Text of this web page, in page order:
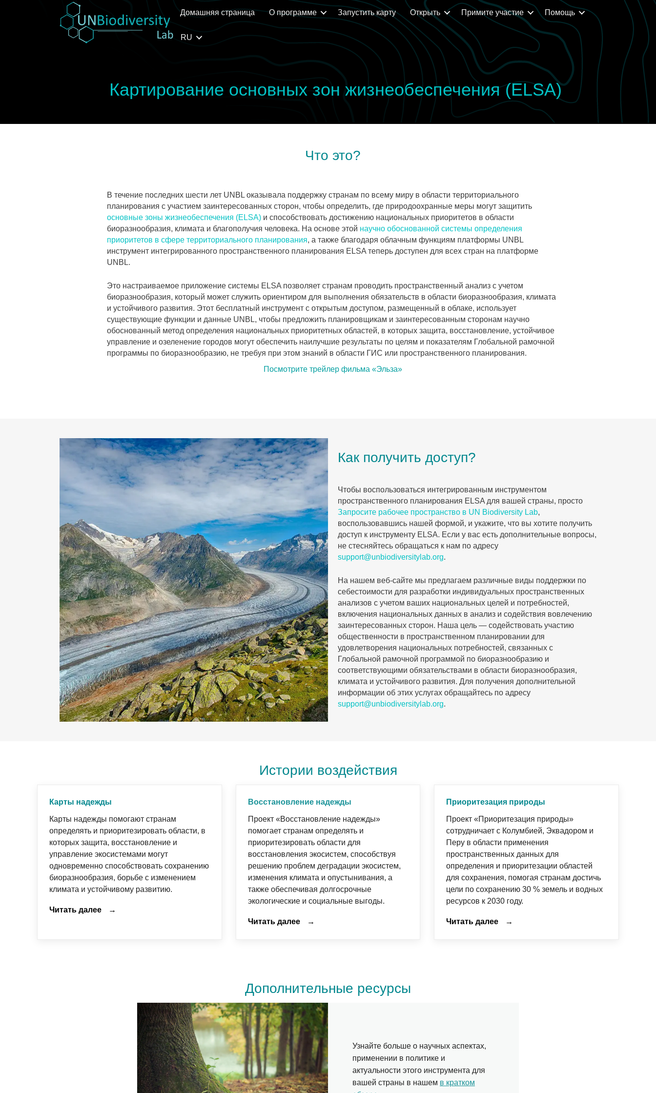
Домашняя страница О программе Запустить карту Открыть Примите участие Помощь
RU
Картирование основных зон жизнеобеспечения (ELSA)
Что это?
В течение последних шести лет UNBL оказывала поддержку странам по всему миру в области территориального
планирования с участием заинтересованных сторон, чтобы определить, где природоохранные меры могут защитить
основные зоны жизнеобеспечения (ELSA)и способствовать достижению национальных приоритетов в области
биоразнообразия, климата и благополучия человека. На основе этой научно обоснованной системы определения
приоритетов в сфере территориального планирования, а также благодаря облачным функциям платформы UNBL
инструмент интегрированного пространственного планирования ELSA теперь доступен для всех стран на платформе
UNBL.
Это настраиваемое приложение системы ELSA позволяет странам проводить пространственный анализ с учетом
биоразнообразия, который может служить ориентиром для выполнения обязательств в области биоразнообразия, климата
и устойчивого развития. Этот бесплатный инструмент с открытым доступом, размещенный в облаке, использует
существующие функции и данные UNBL, чтобы предложить планировщикам и заинтересованным сторонам научно
обоснованный метод определения национальных приоритетных областей, в которых защита, восстановление, устойчивое
управление и озеленение городов могут обеспечить наилучшие результаты по целям и показателям Глобальной рамочной
программы по биоразнообразию, не требуя при этом знаний в области ГИС или пространственного планирования.
Посмотрите трейлер фильма «Эльза»
Как получить доступ?
Чтобы воспользоваться интегрированным инструментом
пространственного планирования ELSA для вашей страны, просто
Запросите рабочее пространство в UN Biodiversity Lab,
воспользовавшись нашей формой, и укажите, что вы хотите получить
доступ к инструменту ELSA. Если у вас есть дополнительные вопросы,
не стесняйтесь обращаться к нам по адресу
support@unbiodiversitylab.org.
На нашем веб-сайте мы предлагаем различные виды поддержки по
себестоимости для разработки индивидуальных пространственных
анализов с учетом ваших национальных целей и потребностей,
включения национальных данных в анализ и содействия вовлечению
заинтересованных сторон. Наша цель — содействовать участию
общественности в пространственном планировании для
удовлетворения национальных потребностей, связанных с
Глобальной рамочной программой по биоразнообразию и
соответствующими обязательствами в области биоразнообразия,
климата и устойчивого развития. Для получения дополнительной
информации об этих услугах обращайтесь по адресу
support@unbiodiversitylab.org.
Истории воздействия
Карты надежды
Карты надежды помогают странам
определять и приоритезировать области, в
которых защита, восстановление и
управление экосистемами могут
одновременно способствовать сохранению
биоразнообразия, борьбе с изменением
климата и устойчивому развитию.
Читать далее →
Восстановление надежды
Проект «Восстановление надежды»
помогает странам определять и
приоритезировать области для
восстановления экосистем, способствуя
решению проблем деградации экосистем,
изменения климата и опустынивания, а
также обеспечивая долгосрочные
экологические и социальные выгоды.
Читать далее →
Приоритезация природы
Проект «Приоритезация природы»
сотрудничает с Колумбией, Эквадором и
Перу в области применения
пространственных данных для
определения и приоритезации областей
для сохранения, помогая странам достичь
цели по сохранению 30 % земель и водных
ресурсов к 2030 году.
Читать далее →
Дополнительные ресурсы
Узнайте больше о научных аспектах,
применении в политике и
актуальности этого инструмента для
вашей страны в нашем в кратком